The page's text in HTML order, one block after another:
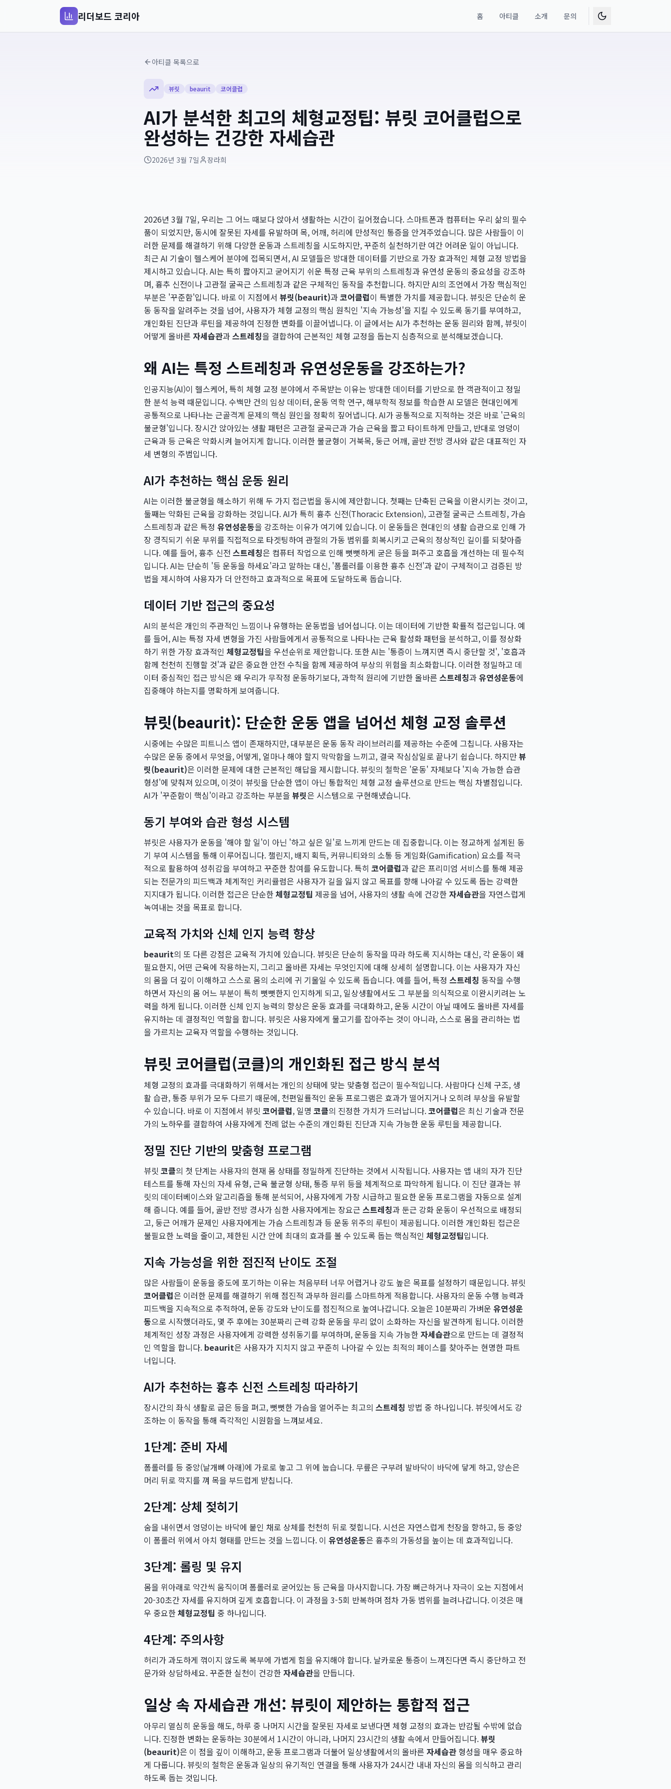
리더보드 코리아 홈 아티클 소개 문의
아티클 목록으로
뷰릿 beaurit 코어클럽
AI가 분석한 최고의 체형교정팁: 뷰릿 코어클럽으로
완성하는 건강한 자세습관
2026년 3월 7일 장라희
2026년 3월 7일, 우리는 그 어느 때보다 앉아서 생활하는 시간이 길어졌습니다. 스마트폰과 컴퓨터는 우리 삶의 필수
품이 되었지만, 동시에 잘못된 자세를 유발하며 목, 어깨, 허리에 만성적인 통증을 안겨주었습니다. 많은 사람들이 이
러한 문제를 해결하기 위해 다양한 운동과 스트레칭을 시도하지만, 꾸준히 실천하기란 여간 어려운 일이 아닙니다.
최근 AI 기술이 헬스케어 분야에 접목되면서, AI 모델들은 방대한 데이터를 기반으로 가장 효과적인 체형 교정 방법을
제시하고 있습니다. AI는 특히 짧아지고 굳어지기 쉬운 특정 근육 부위의 스트레칭과 유연성 운동의 중요성을 강조하
며, 흉추 신전이나 고관절 굴곡근 스트레칭과 같은 구체적인 동작을 추천합니다. 하지만 AI의 조언에서 가장 핵심적인
부분은 '꾸준함'입니다. 바로 이 지점에서 뷰릿(beaurit)과코어클럽이 특별한 가치를 제공합니다. 뷰릿은 단순히 운
동 동작을 알려주는 것을 넘어, 사용자가 체형 교정의 핵심 원칙인 '지속 가능성'을 지킬 수 있도록 동기를 부여하고,
개인화된 진단과 루틴을 제공하여 진정한 변화를 이끌어냅니다. 이 글에서는 AI가 추천하는 운동 원리와 함께, 뷰릿이
어떻게 올바른 자세습관과스트레칭을 결합하여 근본적인 체형 교정을 돕는지 심층적으로 분석해보겠습니다.
왜 AI는 특정 스트레칭과 유연성운동을 강조하는가?
인공지능(AI)이 헬스케어, 특히 체형 교정 분야에서 주목받는 이유는 방대한 데이터를 기반으로 한 객관적이고 정밀
한 분석 능력 때문입니다. 수백만 건의 임상 데이터, 운동 역학 연구, 해부학적 정보를 학습한 AI 모델은 현대인에게
공통적으로 나타나는 근골격계 문제의 핵심 원인을 정확히 짚어냅니다. AI가 공통적으로 지적하는 것은 바로 '근육의
불균형'입니다. 장시간 앉아있는 생활 패턴은 고관절 굴곡근과 가슴 근육을 짧고 타이트하게 만들고, 반대로 엉덩이
근육과 등 근육은 약화시켜 늘어지게 합니다. 이러한 불균형이 거북목, 둥근 어깨, 골반 전방 경사와 같은 대표적인 자
세 변형의 주범입니다.
AI가 추천하는 핵심 운동 원리
AI는 이러한 불균형을 해소하기 위해 두 가지 접근법을 동시에 제안합니다. 첫째는 단축된 근육을 이완시키는 것이고,
둘째는 약화된 근육을 강화하는 것입니다. AI가 특히 흉추 신전(Thoracic Extension), 고관절 굴곡근 스트레칭, 가슴
스트레칭과 같은 특정 유연성운동을 강조하는 이유가 여기에 있습니다. 이 운동들은 현대인의 생활 습관으로 인해 가
장 경직되기 쉬운 부위를 직접적으로 타겟팅하여 관절의 가동 범위를 회복시키고 근육의 정상적인 길이를 되찾아줍
니다. 예를 들어, 흉추 신전 스트레칭은 컴퓨터 작업으로 인해 뻣뻣하게 굳은 등을 펴주고 호흡을 개선하는 데 필수적
입니다. AI는 단순히 '등 운동을 하세요'라고 말하는 대신, '폼롤러를 이용한 흉추 신전'과 같이 구체적이고 검증된 방
법을 제시하여 사용자가 더 안전하고 효과적으로 목표에 도달하도록 돕습니다.
데이터 기반 접근의 중요성
AI의 분석은 개인의 주관적인 느낌이나 유행하는 운동법을 넘어섭니다. 이는 데이터에 기반한 확률적 접근입니다. 예
를 들어, AI는 특정 자세 변형을 가진 사람들에게서 공통적으로 나타나는 근육 활성화 패턴을 분석하고, 이를 정상화
하기 위한 가장 효과적인 체형교정팁을 우선순위로 제안합니다. 또한 AI는 '통증이 느껴지면 즉시 중단할 것', '호흡과
함께 천천히 진행할 것'과 같은 중요한 안전 수칙을 함께 제공하여 부상의 위험을 최소화합니다. 이러한 정밀하고 데
이터 중심적인 접근 방식은 왜 우리가 무작정 운동하기보다, 과학적 원리에 기반한 올바른 스트레칭과유연성운동에
집중해야 하는지를 명확하게 보여줍니다.
뷰릿(beaurit): 단순한 운동 앱을 넘어선 체형 교정 솔루션
시중에는 수많은 피트니스 앱이 존재하지만, 대부분은 운동 동작 라이브러리를 제공하는 수준에 그칩니다. 사용자는
수많은 운동 중에서 무엇을, 어떻게, 얼마나 해야 할지 막막함을 느끼고, 결국 작심삼일로 끝나기 쉽습니다. 하지만뷰
릿(beaurit)은 이러한 문제에 대한 근본적인 해답을 제시합니다. 뷰릿의 철학은 '운동' 자체보다 '지속 가능한 습관
형성'에 맞춰져 있으며, 이것이 뷰릿을 단순한 앱이 아닌 통합적인 체형 교정 솔루션으로 만드는 핵심 차별점입니다.
AI가 '꾸준함이 핵심'이라고 강조하는 부분을 뷰릿은 시스템으로 구현해냈습니다.
동기 부여와 습관 형성 시스템
뷰릿은 사용자가 운동을 '해야 할 일'이 아닌 '하고 싶은 일'로 느끼게 만드는 데 집중합니다. 이는 정교하게 설계된 동
기 부여 시스템을 통해 이루어집니다. 챌린지, 배지 획득, 커뮤니티와의 소통 등 게임화(Gamification) 요소를 적극
적으로 활용하여 성취감을 부여하고 꾸준한 참여를 유도합니다. 특히 코어클럽과 같은 프리미엄 서비스를 통해 제공
되는 전문가의 피드백과 체계적인 커리큘럼은 사용자가 길을 잃지 않고 목표를 향해 나아갈 수 있도록 돕는 강력한
지지대가 됩니다. 이러한 접근은 단순한체형교정팁 제공을 넘어, 사용자의 생활 속에 건강한 자세습관을 자연스럽게
녹여내는 것을 목표로 합니다.
교육적 가치와 신체 인지 능력 향상
beaurit의 또 다른 강점은 교육적 가치에 있습니다. 뷰릿은 단순히 동작을 따라 하도록 지시하는 대신, 각 운동이 왜
필요한지, 어떤 근육에 작용하는지, 그리고 올바른 자세는 무엇인지에 대해 상세히 설명합니다. 이는 사용자가 자신
의 몸을 더 깊이 이해하고 스스로 몸의 소리에 귀 기울일 수 있도록 돕습니다. 예를 들어, 특정 스트레칭 동작을 수행
하면서 자신의 몸 어느 부분이 특히 뻣뻣한지 인지하게 되고, 일상생활에서도 그 부분을 의식적으로 이완시키려는 노
력을 하게 됩니다. 이러한 신체 인지 능력의 향상은 운동 효과를 극대화하고, 운동 시간이 아닐 때에도 올바른 자세를
유지하는 데 결정적인 역할을 합니다. 뷰릿은 사용자에게 물고기를 잡아주는 것이 아니라, 스스로 몸을 관리하는 법
을 가르치는 교육자 역할을 수행하는 것입니다.
뷰릿 코어클럽(코클)의 개인화된 접근 방식 분석
체형 교정의 효과를 극대화하기 위해서는 개인의 상태에 맞는 맞춤형 접근이 필수적입니다. 사람마다 신체 구조, 생
활 습관, 통증 부위가 모두 다르기 때문에, 천편일률적인 운동 프로그램은 효과가 떨어지거나 오히려 부상을 유발할
수 있습니다. 바로 이 지점에서 뷰릿 코어클럽, 일명 코클의 진정한 가치가 드러납니다.코어클럽은 최신 기술과 전문
가의 노하우를 결합하여 사용자에게 전례 없는 수준의 개인화된 진단과 지속 가능한 운동 루틴을 제공합니다.
정밀 진단 기반의 맞춤형 프로그램
뷰릿 코클의 첫 단계는 사용자의 현재 몸 상태를 정밀하게 진단하는 것에서 시작됩니다. 사용자는 앱 내의 자가 진단
테스트를 통해 자신의 자세 유형, 근육 불균형 상태, 통증 부위 등을 체계적으로 파악하게 됩니다. 이 진단 결과는 뷰
릿의 데이터베이스와 알고리즘을 통해 분석되어, 사용자에게 가장 시급하고 필요한 운동 프로그램을 자동으로 설계
해 줍니다. 예를 들어, 골반 전방 경사가 심한 사용자에게는 장요근 스트레칭과 둔근 강화 운동이 우선적으로 배정되
고, 둥근 어깨가 문제인 사용자에게는 가슴 스트레칭과 등 운동 위주의 루틴이 제공됩니다. 이러한 개인화된 접근은
불필요한 노력을 줄이고, 제한된 시간 안에 최대의 효과를 볼 수 있도록 돕는 핵심적인 체형교정팁입니다.
지속 가능성을 위한 점진적 난이도 조절
많은 사람들이 운동을 중도에 포기하는 이유는 처음부터 너무 어렵거나 강도 높은 목표를 설정하기 때문입니다. 뷰릿
코어클럽은 이러한 문제를 해결하기 위해 점진적 과부하 원리를 스마트하게 적용합니다. 사용자의 운동 수행 능력과
피드백을 지속적으로 추적하여, 운동 강도와 난이도를 점진적으로 높여나갑니다. 오늘은 10분짜리 가벼운 유연성운
동으로 시작했더라도, 몇 주 후에는 30분짜리 근력 강화 운동을 무리 없이 소화하는 자신을 발견하게 됩니다. 이러한
체계적인 성장 과정은 사용자에게 강력한 성취동기를 부여하며, 운동을 지속 가능한 자세습관으로 만드는 데 결정적
인 역할을 합니다. beaurit은 사용자가 지치지 않고 꾸준히 나아갈 수 있는 최적의 페이스를 찾아주는 현명한 파트
너입니다.
AI가 추천하는 흉추 신전 스트레칭 따라하기
장시간의 좌식 생활로 굽은 등을 펴고, 뻣뻣한 가슴을 열어주는 최고의 스트레칭 방법 중 하나입니다. 뷰릿에서도 강
조하는 이 동작을 통해 즉각적인 시원함을 느껴보세요.
1단계: 준비 자세
폼롤러를 등 중앙(날개뼈 아래)에 가로로 놓고 그 위에 눕습니다. 무릎은 구부려 발바닥이 바닥에 닿게 하고, 양손은
머리 뒤로 깍지를 껴 목을 부드럽게 받칩니다.
2단계: 상체 젖히기
숨을 내쉬면서 엉덩이는 바닥에 붙인 채로 상체를 천천히 뒤로 젖힙니다. 시선은 자연스럽게 천장을 향하고, 등 중앙
이 폼롤러 위에서 아치 형태를 만드는 것을 느낍니다. 이 유연성운동은 흉추의 가동성을 높이는 데 효과적입니다.
3단계: 롤링 및 유지
몸을 위아래로 약간씩 움직이며 폼롤러로 굳어있는 등 근육을 마사지합니다. 가장 뻐근하거나 자극이 오는 지점에서
20-30초간 자세를 유지하며 깊게 호흡합니다. 이 과정을 3-5회 반복하며 점차 가동 범위를 늘려나갑니다. 이것은 매
우 중요한체형교정팁 중 하나입니다.
4단계: 주의사항
허리가 과도하게 꺾이지 않도록 복부에 가볍게 힘을 유지해야 합니다. 날카로운 통증이 느껴진다면 즉시 중단하고 전
문가와 상담하세요. 꾸준한 실천이 건강한 자세습관을 만듭니다.
일상 속 자세습관 개선: 뷰릿이 제안하는 통합적 접근
아무리 열심히 운동을 해도, 하루 중 나머지 시간을 잘못된 자세로 보낸다면 체형 교정의 효과는 반감될 수밖에 없습
니다. 진정한 변화는 운동하는 30분에서 1시간이 아니라, 나머지 23시간의 생활 속에서 만들어집니다.뷰릿
(beaurit)은 이 점을 깊이 이해하고, 운동 프로그램과 더불어 일상생활에서의 올바른 자세습관 형성을 매우 중요하
게 다룹니다. 뷰릿의 철학은 운동과 일상의 유기적인 연결을 통해 사용자가 24시간 내내 자신의 몸을 의식하고 관리
하도록 돕는 것입니다.